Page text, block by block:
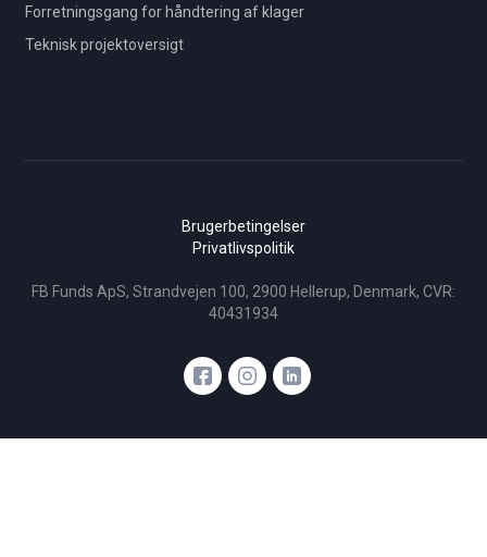
Forretningsgang for håndtering af klager
Teknisk projektoversigt
Brugerbetingelser
Privatlivspolitik
FB Funds ApS, Strandvejen 100, 2900 Hellerup, Denmark, CVR:
40431934